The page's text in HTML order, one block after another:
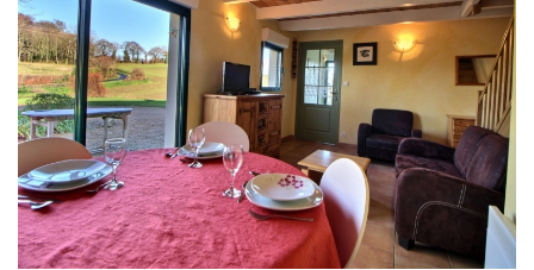
Gîte 2 ou 3 personnes